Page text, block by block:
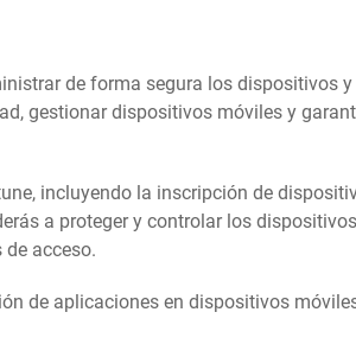
de forma segura los dispositivos
gestionar dispositivos móviles y
incluyendo la inscripción de
a proteger y controlar los
acceso.
de aplicaciones en dispositivos